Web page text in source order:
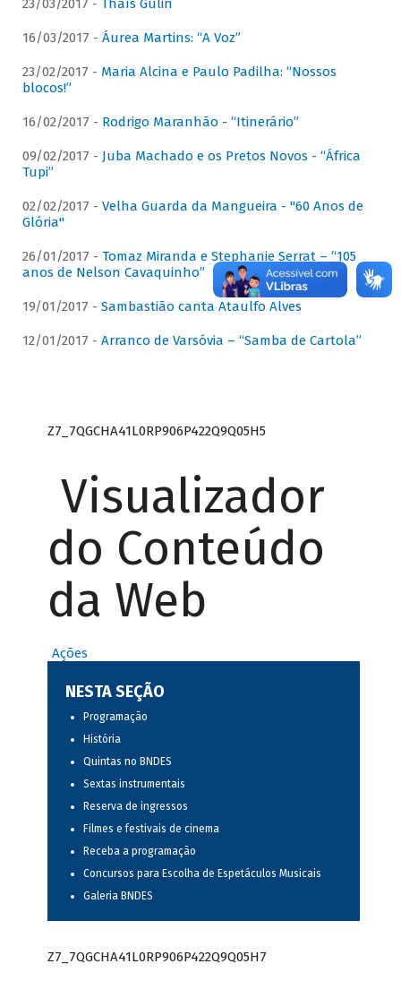
23/03/2017 - Thaís Gulin
16/03/2017 - Áurea Martins: “A Voz”
23/02/2017 - Maria Alcina e Paulo Padilha: “Nossos
blocos!”
16/02/2017 - Rodrigo Maranhão - “Itinerário”
09/02/2017 - Juba Machado e os Pretos Novos - “África
Tupi”
02/02/2017 - Velha Guarda da Mangueira - "60 Anos de
Glória"
26/01/2017 - Tomaz Miranda e Stephanie Serrat – “105
anos de Nelson Cavaquinho”
19/01/2017 - Sambastião canta Ataulfo Alves
12/01/2017 - Arranco de Varsóvia – “Samba de Cartola”
Z7_7QGCHA41L0RP906P422Q9Q05H5
Visualizador
do Conteúdo
da Web
Ações
NESTA SEÇÃO
Programação
História
Quintas no BNDES
Sextas instrumentais
Reserva de ingressos
Filmes e festivais de cinema
Receba a programação
Concursos para Escolha de Espetáculos Musicais
Galeria BNDES
Z7_7QGCHA41L0RP906P422Q9Q05H7